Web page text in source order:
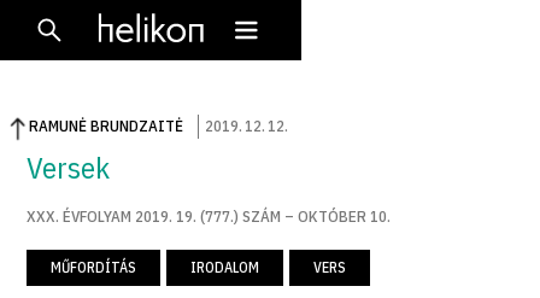
RAMUNĖ BRUNDZAITĖ 2019. 12. 12.
Versek
XXX. ÉVFOLYAM 2019. 19. (777.) SZÁM – OKTÓBER 10.
MŰFORDÍTÁS IRODALOM VERS